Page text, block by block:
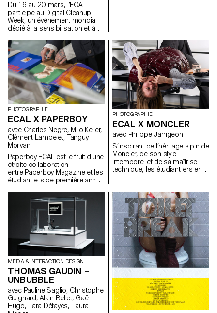
Du 16 au 20 mars, l’ECAL
participe au Digital Cleanup
Week, un événement mondial
dédié à la sensibilisation et à
l’action pour un numérique plus
responsable. Une semaine
pour réparer, recycler, nettoyer
et réfléchir !
PHOTOGRAPHIE
ECAL X PAPERBOY
avec Charles Negre, Milo Keller,
Clément Lambelet, Tanguy
Morvan
Paperboy ECAL est le fruit d'une
étroite collaboration
entre Paperboy Magazine et les
étudiant·e·s de première année
du Master Photographie de
l'ECAL. Sous la houlette du
photographe Charles Negre ,
ils·elles ont exploré le potentiel
des objets du quotidien pour
créer des natures mortes
mystérieuses et ludiques.
PHOTOGRAPHIE
ECAL X MONCLER
avec Philippe Jarrigeon
S’inspirant de l’héritage alpin de
Moncler, de son style
intemporel et de sa maîtrise
technique, les étudiant·e·s en
interprétation du langage visuel
de la marque, mêlant
photographie documentaire et
mises en scène, réalité et
fiction, sous la direction
artistique du photographe
français Philippe Jarrigeon.
Dans le cadre de Paris Photo
2025, le travail des étudiants a
été présenté dans la boutique
Moncler des Champs-Élysées
MEDIA & INTERACTION DESIGN
THOMAS GAUDIN –
UNBUBBLE
avec Pauline Saglio, Christophe
Guignard, Alain Bellet, Gaël
Hugo, Lara Défayes, Laura